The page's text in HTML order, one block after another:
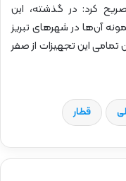
کرد: در گذشته، این
آن‌ها در شهرهای تبریز
این تجهیزات از صفر
قطار